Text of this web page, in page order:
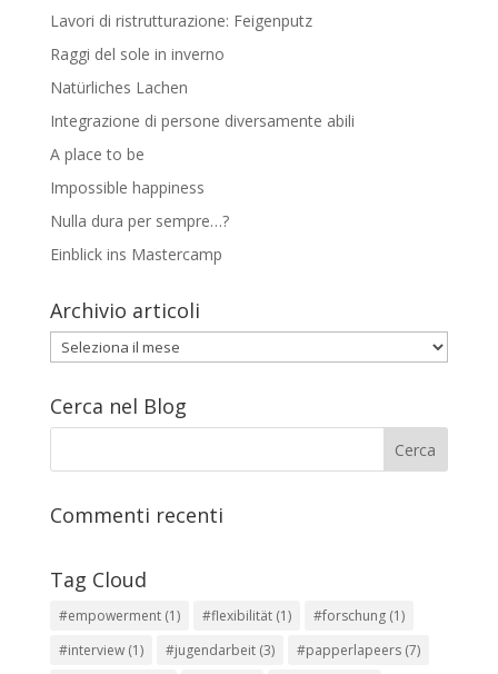
Lavori di ristrutturazione: Feigenputz
Raggi del sole in inverno
Natürliches Lachen
Integrazione di persone diversamente abili
A place to be
Impossible happiness
Nulla dura per sempre…?
Einblick ins Mastercamp
Archivio articoli
Archivio
articoli
Cerca nel Blog
Commenti recenti
Tag Cloud
#empowerment(1) #flexibilität(1) #forschung(1)
#interview(1) #jugendarbeit(3) #papperlapeers(7)